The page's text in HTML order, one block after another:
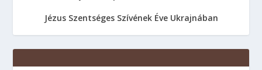
Jézus Szentséges Szívének Éve Ukrajnában